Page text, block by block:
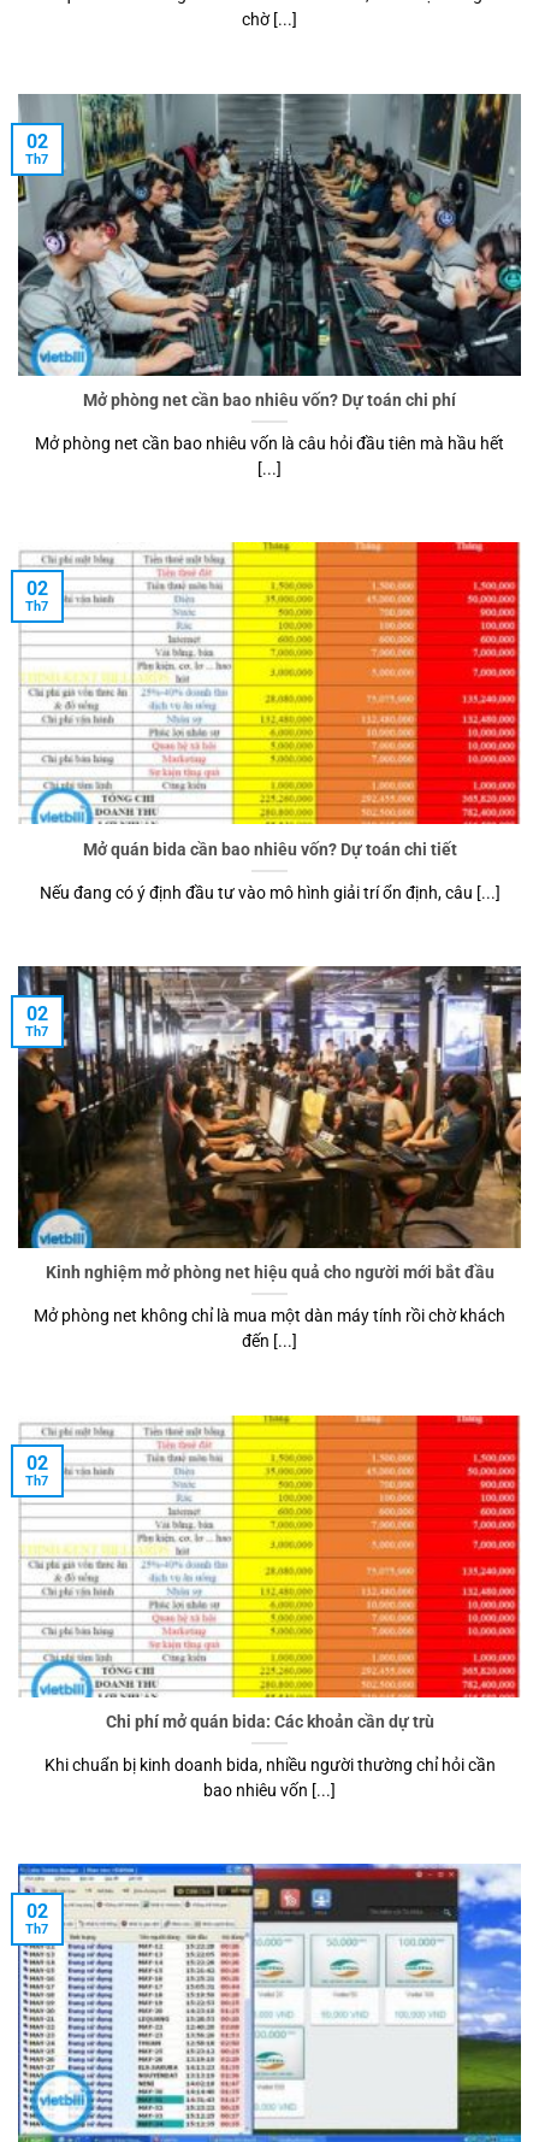
chờ [...]
Mở phòng net cần bao nhiêu vốn? Dự toán chi phí
Mở phòng net cần bao nhiêu vốn là câu hỏi đầu tiên mà hầu hết
[...]
02
Th7
Mở quán bida cần bao nhiêu vốn? Dự toán chi tiết
Nếu đang có ý định đầu tư vào mô hình giải trí ổn định, câu [...]
02
Th7
Kinh nghiệm mở phòng net hiệu quả cho người mới bắt đầu
Mở phòng net không chỉ là mua một dàn máy tính rồi chờ khách
đến [...]
02
Th7
Chi phí mở quán bida: Các khoản cần dự trù
Khi chuẩn bị kinh doanh bida, nhiều người thường chỉ hỏi cần
bao nhiêu vốn [...]
02
Th7
02
Th7